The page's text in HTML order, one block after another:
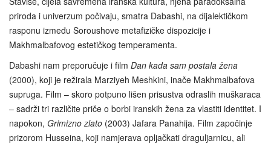
priroda i univerzum počivaju, smatra Dabashi, na dijalektičkom
rasponu između Soroushove metafizičke dispozicije i
Makhmalbafovog estetičkog temperamenta.
Dabashi nam preporučuje i film Dan kada sam postala žena
(2000), koji je režirala Marziyeh Meshkini, inače Makhmalbafova
supruga. Film – skoro potpuno lišen prisustva odraslih muškaraca
– sadrži tri različite priče o borbi iranskih žena za vlastiti identitet. I
napokon, Grimizno zlato (2003) Jafara Panahija. Film započinje
prizorom Husseina, koji namjerava opljačkati draguljarnicu, ali